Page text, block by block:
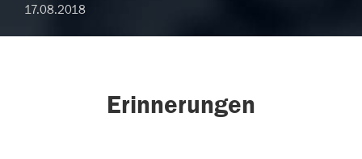
17.08.2018
Erinnerungen